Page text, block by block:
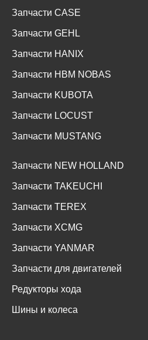
Запчасти CASE
Запчасти GEHL
Запчасти HANIX
Запчасти HBM NOBAS
Запчасти KUBOTA
Запчасти LOCUST
Запчасти MUSTANG
Запчасти NEW HOLLAND
Запчасти TAKEUCHI
Запчасти TEREX
Запчасти XCMG
Запчасти YANMAR
Запчасти для двигателей
Редукторы хода
Шины и колеса